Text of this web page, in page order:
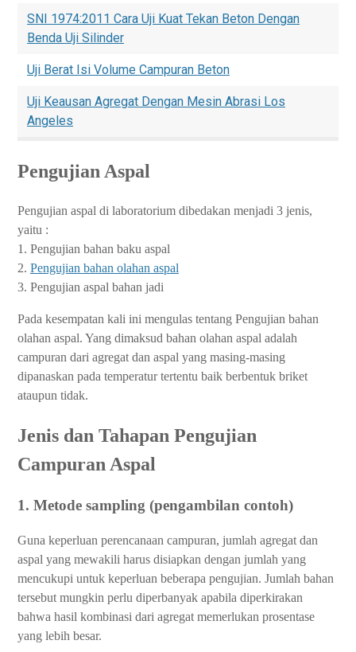
SNI 1974:2011 Cara Uji Kuat Tekan Beton Dengan
Benda Uji Silinder
Uji Berat Isi Volume Campuran Beton
Uji Keausan Agregat Dengan Mesin Abrasi Los
Angeles
Pengujian Aspal
Pengujian aspal di laboratorium dibedakan menjadi 3 jenis,
yaitu :
1. Pengujian bahan baku aspal
2. Pengujian bahan olahan aspal
3. Pengujian aspal bahan jadi
Pada kesempatan kali ini mengulas tentang Pengujian bahan
olahan aspal. Yang dimaksud bahan olahan aspal adalah
campuran dari agregat dan aspal yang masing-masing
dipanaskan pada temperatur tertentu baik berbentuk briket
ataupun tidak.
Jenis dan Tahapan Pengujian
Campuran Aspal
1. Metode sampling (pengambilan contoh)
Guna keperluan perencanaan campuran, jumlah agregat dan
aspal yang mewakili harus disiapkan dengan jumlah yang
mencukupi untuk keperluan beberapa pengujian. Jumlah bahan
tersebut mungkin perlu diperbanyak apabila diperkirakan
bahwa hasil kombinasi dari agregat memerlukan prosentase
yang lebih besar.